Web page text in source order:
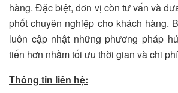
hàng. Đặc biệt, đơn vị còn tư vấn và
phốt chuyên nghiệp cho khách hàng.
luôn cập nhật những phương pháp
tiến hơn nhằm tối ưu thời gian và chi
Thông tin liên hệ: